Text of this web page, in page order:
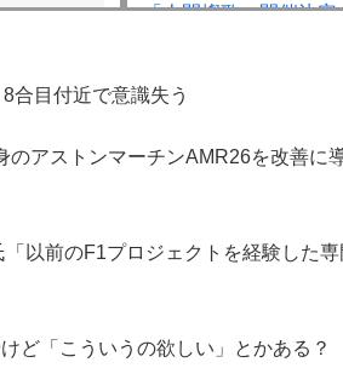
ンのマ
ある現体
？
たりして
るらし
「人間燦歌」開催決
【8/18(火)21:00】
ついて教えてって配
物語』を公開「発売
目付近で意識失う
アストンマーチンAMR26を改善に
以前のF1プロジェクトを経験した
ど「こういうの欲しい」とかある？